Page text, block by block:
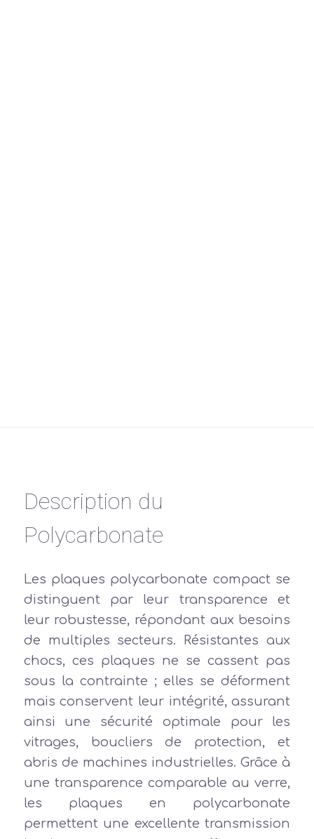
Description du
Polycarbonate
Les plaques polycarbonate compact se
distinguent par leur transparence et
leur robustesse, répondant aux besoins
de multiples secteurs. Résistantes aux
chocs, ces plaques ne se cassent pas
sous la contrainte ; elles se déforment
mais conservent leur intégrité, assurant
ainsi une sécurité optimale pour les
vitrages, boucliers de protection, et
abris de machines industrielles. Grâce à
une transparence comparable au verre,
les plaques en polycarbonate
permettent une excellente transmission